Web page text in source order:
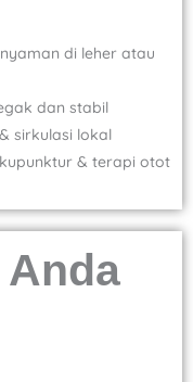
di leher atau
dan stabil
sirkulasi lokal
& terapi otot